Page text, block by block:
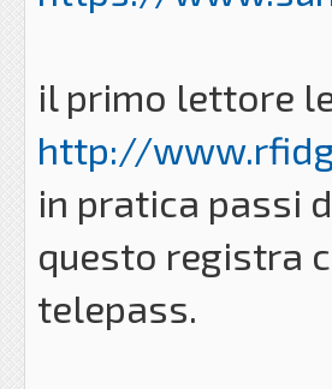
il primo lettore
http://
in pratica passi
questo registra
telepass.